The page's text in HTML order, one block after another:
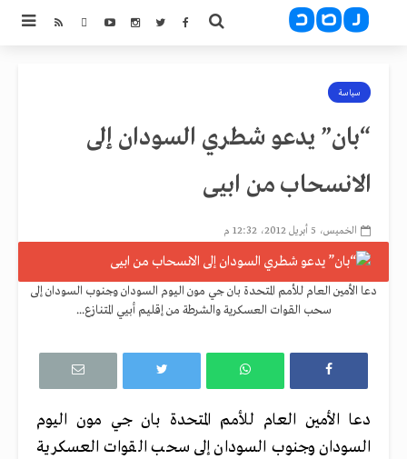
سياسة
“بان” يدعو شطري السودان إلى
الانسحاب من ابيى
الخميس، 5 أبريل 2012، 12:32 م
دعا الأمين العام للأمم المتحدة بان جي مون اليوم السودان وجنوب السودان إلى
سحب القوات العسكرية والشرطة من إقليم أبيي المتنازع...
دعا الأمين العام للأمم المتحدة بان جي مون اليوم
السودان وجنوب السودان إلى سحب القوات العسكرية